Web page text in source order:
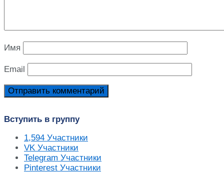
Имя
Email
Вступить в группу
1,594 Участники
VK Участники
Telegram Участники
Pinterest Участники